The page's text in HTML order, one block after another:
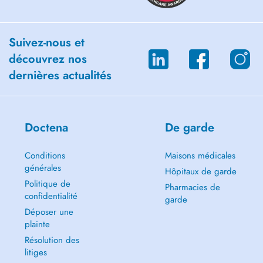
Suivez-nous et
découvrez nos
dernières actualités
Doctena
Conditions
générales
Politique de
confidentialité
Déposer une
plainte
Résolution des
litiges
De garde
Maisons médicales
Hôpitaux de garde
Pharmacies de
garde